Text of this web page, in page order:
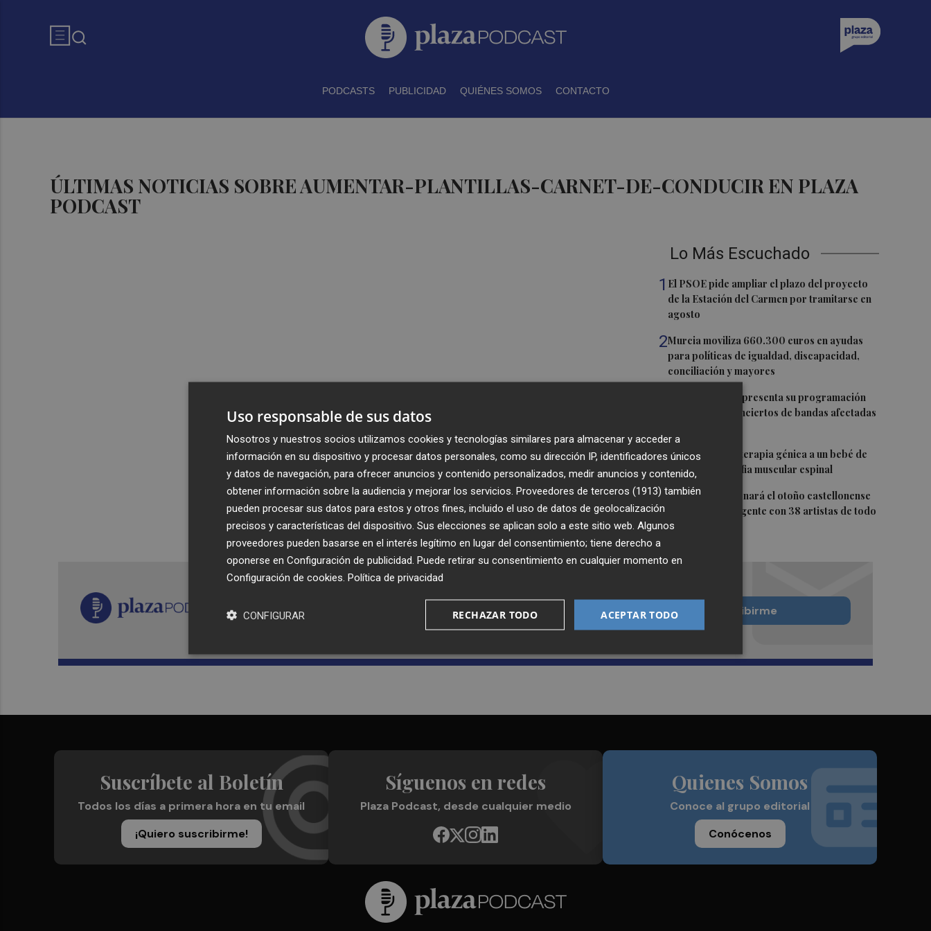
PODCASTS PUBLICIDAD QUIÉNES SOMOS CONTACTO
ÚLTIMAS NOTICIAS SOBRE AUMENTAR-PLANTILLAS-CARNET-DE-CONDUCIR EN PLAZA
PODCAST
Lo Más Escuchado
1 El PSOE pide ampliar el plazo del proyecto
de la Estación del Carmen por tramitarse en
agosto
2Murcia moviliza 660.300 euros en ayudas
para políticas de igualdad, discapacidad,
conciliación y mayores
La Fira Trovam presenta su programación
artística con conciertos de bandas afectadas
4 La Fe trata con terapia génica a un bebé de
19 días con atrofia muscular espinal
5Pro Weekend llenará el otoño castellonense
de música emergente con 38 artistas de todo
el mundo
Recibe toda la actualidad de
Plaza Podcast en tu correo
Quiero suscribirme
Suscríbete al Boletín
Todos los días a primera hora en tu email
¡Quiero suscribirme!
Síguenos en redes
Plaza Podcast, desde cualquier medio
Quienes Somos
Conoce al grupo editorial
Conócenos
Uso responsable de sus datos
Nosotros y nuestros socios utilizamos cookies y tecnologías similares para almacenar y acceder a
información en su dispositivo y procesar datos personales, como su dirección IP, identificadores únicos
y datos de navegación, para ofrecer anuncios y contenido personalizados, medir anuncios y contenido,
obtener información sobre la audiencia y mejorar los servicios. Proveedores de terceros (1913) también
pueden procesar sus datos para estos y otros fines, incluido el uso de datos de geolocalización
precisos y características del dispositivo. Sus elecciones se aplican solo a este sitio web. Algunos
proveedores pueden basarse en el interés legítimo en lugar del consentimiento; tiene derecho a
oponerse en Configuración de publicidad . Puede retirar su consentimiento en cualquier momento en
Configuración de cookies Política de privacidad
ACEPTAR TODO
RECHAZAR TODO
CONFIGURAR